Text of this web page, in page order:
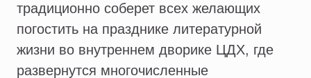
традиционно соберет всех желающих
погостить на празднике литературной
жизни во внутреннем дворике ЦДХ, где
развернутся многочисленные